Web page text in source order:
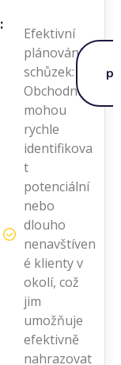
Efektivní
plánování
schůzek:
Obchodníci
mohou
rychle
identifikova
t
potenciální
nebo
dlouho
nenavštíven
é klienty v
okolí, což
jim
umožňuje
efektivně
nahrazovat